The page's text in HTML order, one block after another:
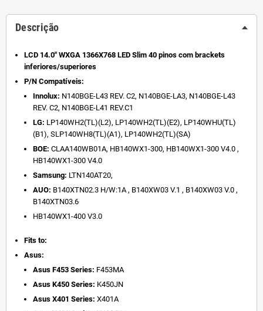
Descrição
LCD 14.0" WXGA 1366X768 LED Slim 40 pinos com brackets
inferiores/superiores
P/N Compatíveis:
Innolux: N140BGE-L43 REV. C2, N140BGE-LA3, N140BGE-L43
REV. C2, N140BGE-L41 REV.C1
LG: LP140WH2(TL)(L2), LP140WH2(TL)(E2), LP140WHU(TL)
(B1), SLP140WH8(TL)(A1), LP140WH2(TL)(SA)
BOE: CLAA140WB01A, HB140WX1-300, HB140WX1-300 V4.0 ,
HB140WX1-300 V4.0
Samsung: LTN140AT20,
AUO: B140XTN02.3 H/W:1A , B140XW03 V.1 , B140XW03 V.0 ,
B140XTN03.6
HB140WX1-400 V3.0
Fits to:
Asus:
Asus F453 Series: F453MA
Asus K450 Series: K450JN
Asus X401 Series: X401A